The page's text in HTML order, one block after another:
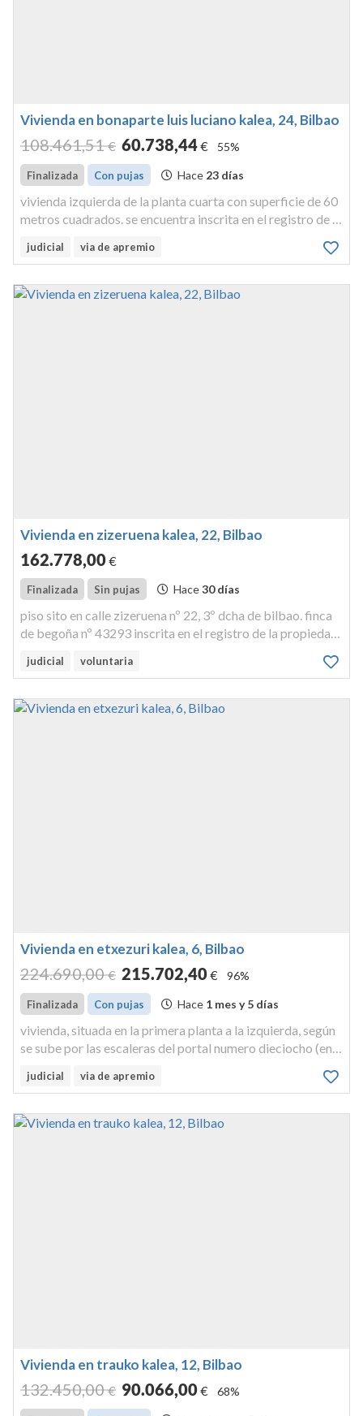
Vivienda en bonaparte luis luciano kalea, 24, Bilbao
108.461,51 € 60.738,44€ 55%
Finalizada Con pujas Hace 23 días
vivienda izquierda de la planta cuarta con superficie de 60
metros cuadrados. se encuentra inscrita en el registro de la
folio 156, finca 16.305/b de begoña. vivienda izquierda de
judicial via de apremio
Vivienda en zizeruena kalea, 22, Bilbao
162.778,00€
Finalizada Sin pujas Hace30 días
piso sito en calle zizeruena nº 22, 3º dcha de bilbao. finca
de begoña nº 43293 inscrita en el registro de la propiedad
judicial voluntaria
Vivienda en etxezuri kalea, 6, Bilbao
224.690,00 € 215.702,40€ 96%
Finalizada Con pujas Hace 1 mes y 5 días
vivienda, situada en la primera planta a la izquierda, según
se sube por las escaleras del portal numero dieciocho (en
primero. tiene como anejo inseparable un trastero o
judicial via de apremio
Vivienda en trauko kalea, 12, Bilbao
132.450,00 € 90.066,00€ 68%